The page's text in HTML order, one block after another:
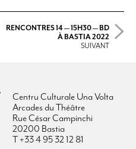
RENCONTRES 14 — 15H30 — BD
À BASTIA 2022
SUIVANT
Centru Culturale Una Volta
Arcades du Théâtre
Rue César Campinchi
20200 Bastia
T +33 4 95 32 12 81